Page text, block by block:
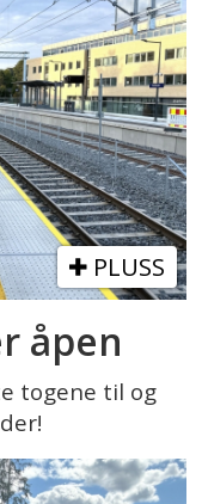
PLUSS
åpen
togene til og